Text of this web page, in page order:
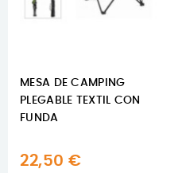
MESA DE CAMPING
PLEGABLE TEXTIL CON
FUNDA
22,50 €